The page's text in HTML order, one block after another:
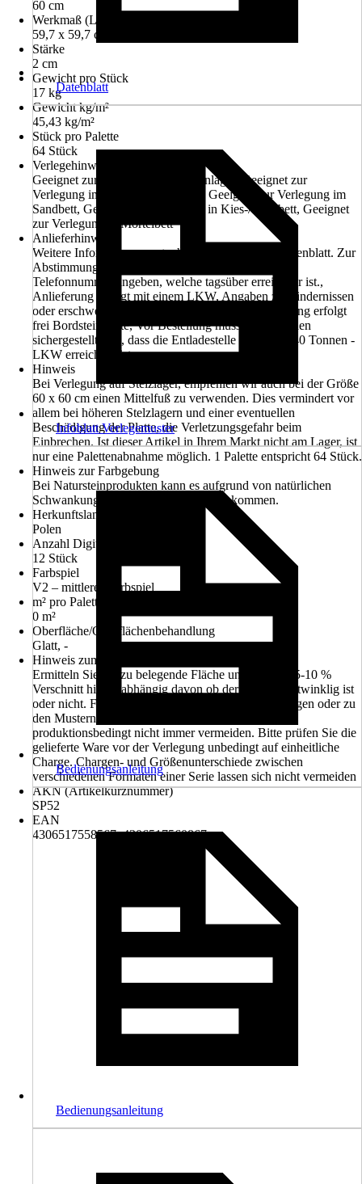
60 cm
Werkmaß (LxB)
59,7 x 59,7 cm
Stärke
2 cm
Gewicht pro Stück
17 kg
Gewicht kg/m²
45,43 kg/m²
Stück pro Palette
64 Stück
Verlegehinweis
Geeignet zur Verlegung auf Plattenlager, Geeignet zur
Verlegung im Drainagemörtelbett, Geeignet zur Verlegung im
Sandbett, Geeignet zur Verlegung in Kies-/Splittbett, Geeignet
zur Verlegung in Mörtelbett
Anlieferhinweis
Weitere Informationen entnehmen Sie bitte dem Datenblatt. Zur
Abstimmung des Liefertermines bitte Handy- oder
Telefonnummer angeben, welche tagsüber erreichbar ist.,
Anlieferung erfolgt mit einem LKW, Angaben zu Hindernissen
oder erschwerter Zufahrt sind hilfreich!, Die Lieferung erfolgt
frei Bordsteinkante, Vor Bestellung muss vom Kunden
sichergestellt sein, dass die Entladestelle mit einem 40 Tonnen -
LKW erreichbar ist.
Hinweis
Bei Verlegung auf Stelzlager, empfehlen wir auch bei der Größe
60 x 60 cm einen Mittelfuß zu verwenden. Dies vermindert vor
allem bei höheren Stelzlagern und einer eventuellen
Beschädigung der Platte, die Verletzungsgefahr beim
Einbrechen. Ist dieser Artikel in Ihrem Markt nicht am Lager, ist
nur eine Palettenabnahme möglich. 1 Palette entspricht 64 Stück.
Hinweis zur Farbgebung
Bei Natursteinprodukten kann es aufgrund von natürlichen
Schwankungen zu Farbabweichungen kommen.
Herkunftsland
Polen
Anzahl Digitaldruck-Dekore ca.
12 Stück
Farbspiel
V2 – mittleres Farbspiel
m² pro Palette
0 m²
Oberfläche/Oberflächenbehandlung
Glatt, -
Hinweis zum Flieseneinkauf
Ermitteln Sie die zu belegende Fläche und rechnen 5-10 %
Verschnitt hinzu, abhängig davon ob der Raum rechtwinklig ist
oder nicht. Farbabweichungen zu früheren Lieferungen oder zu
den Mustern im Markt sind möglich und lassen sich
produktionsbedingt nicht immer vermeiden. Bitte prüfen Sie die
gelieferte Ware vor der Verlegung unbedingt auf einheitliche
Charge. Chargen- und Größenunterschiede zwischen
verschiedenen Formaten einer Serie lassen sich nicht vermeiden
AKN (Artikelkurznummer)
SP52
EAN
4306517558567, 4306517560867
Datenblatt
Infoblatt Verlegemuster
Bedienungsanleitung
Bedienungsanleitung